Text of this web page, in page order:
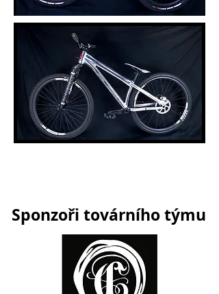
Sponzoři továrního týmu